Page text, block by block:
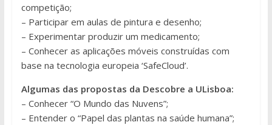
competição;
– Participar em aulas de pintura e desenho;
– Experimentar produzir um medicamento;
– Conhecer as aplicações móveis construídas com
base na tecnologia europeia ‘SafeCloud’.
Algumas das propostas da Descobre a ULisboa:
– Conhecer “O Mundo das Nuvens”;
– Entender o “Papel das plantas na saúde humana”;